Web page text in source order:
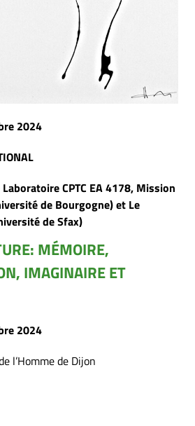
2024
CPTC EA 4178, Mission
de Bourgogne) et Le
de Sfax)
MÉMOIRE,
IMAGINAIRE ET
2024
l’Homme de Dijon